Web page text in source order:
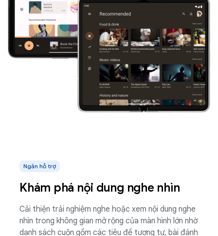
Ngăn hỗ trợ
Khám phá nội dung nghe nhìn
Cải thiện trải nghiệm nghe hoặc xem nội dung nghe
nhìn trong không gian mở rộng của màn hình lớn nhờ
danh sách cuộn gồm các tiêu đề tương tự, bài đánh